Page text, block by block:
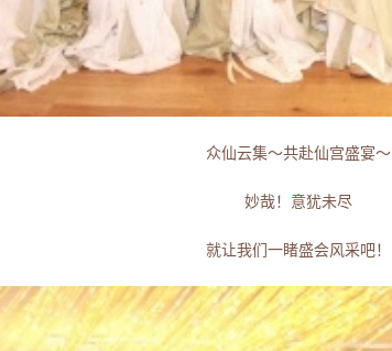
众仙云集～共赴仙宫盛宴～
妙哉！意犹未尽
就让我们一睹盛会风采吧！